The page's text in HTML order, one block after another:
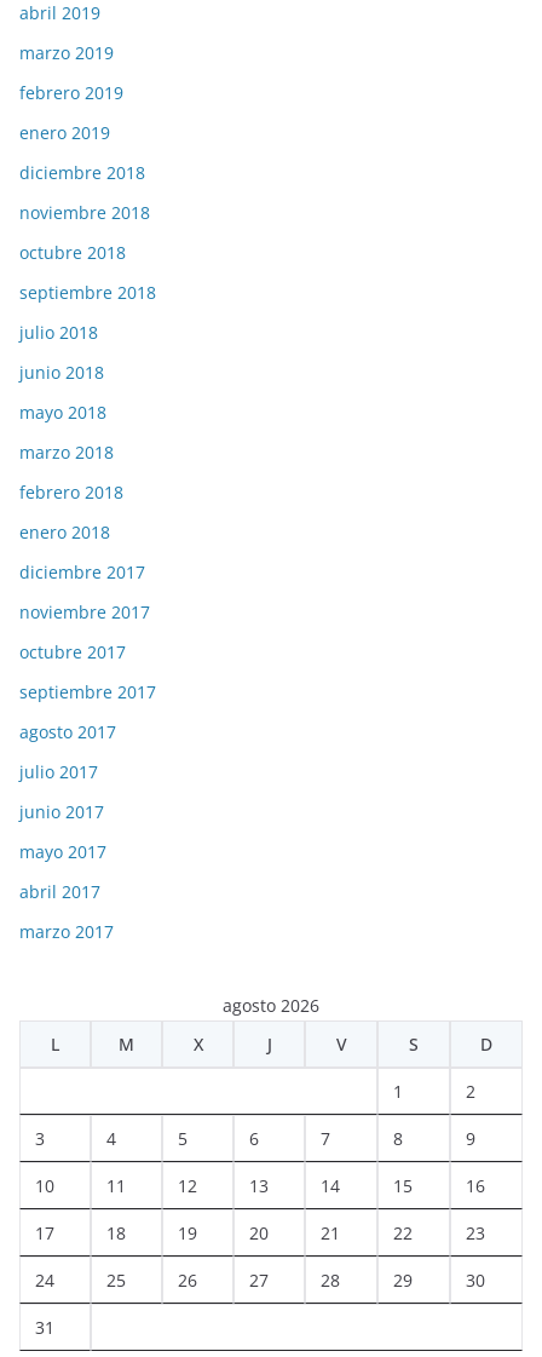
abril 2019
marzo 2019
febrero 2019
enero 2019
diciembre 2018
noviembre 2018
octubre 2018
septiembre 2018
julio 2018
junio 2018
mayo 2018
marzo 2018
febrero 2018
enero 2018
diciembre 2017
noviembre 2017
octubre 2017
septiembre 2017
agosto 2017
julio 2017
junio 2017
mayo 2017
abril 2017
marzo 2017
agosto 2026
L
M X J V S D
1 2
3 4 5 6 7 8 9
10 11 12 13 14 15 16
17 18 19 20 21 22 23
24 25 26 27 28 29 30
31